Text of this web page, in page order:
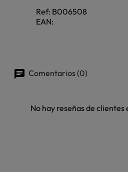
Ref: B006508
EAN:
Comentarios (0)
No hay reseñas de